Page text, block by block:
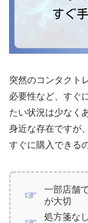
突然のコンタクト
必要性など、すぐ
たい状況は少なく
身近な存在ですが
すぐに購入できる
一部店舗
が大切
処方箋な